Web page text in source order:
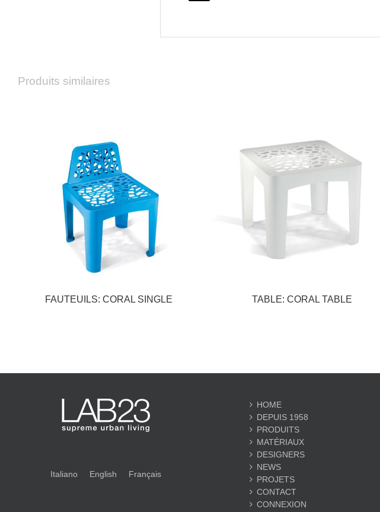
Produits similaires
FAUTEUILS: CORAL SINGLE TABLE: CORAL TABLE
Italiano English Français
HOME
DEPUIS 1958
PRODUITS
MATÉRIAUX
DESIGNERS
NEWS
PROJETS
CONTACT
CONNEXION